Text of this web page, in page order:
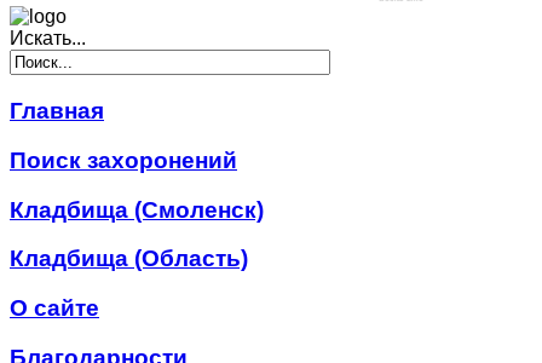
Искать...
Главная
Поиск захоронений
Кладбища (Смоленск)
Кладбища (Область)
О сайте
Благодарности